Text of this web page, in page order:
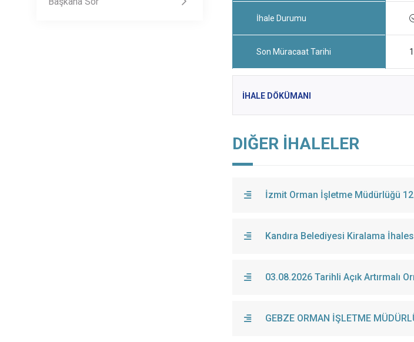
İhale Durumu
Son Müracaat Tarihi
İHALE DÖKÜMANI
DIĞER İHALELER
İzmit Orman İşletme Müdürlüğü
Kandıra Belediyesi Kiralama
03.08.2026 Tarihli Açık Artırmalı
GEBZE ORMAN İŞLETME